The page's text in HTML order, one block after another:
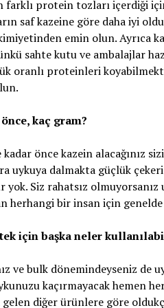
farklı protein tozları içerdiği
saf kazeine göre daha iyi
emin olun. Ayrıca
sahte kutu ve ambalajlar
oranlı proteinleri
kaç gram?
önce kazein alacağınız
uykuya dalmakta güçlük
yok. Siz rahatsız
herhangi bir insan için
için başka neler
ve bulk dönemindeyseniz de
kaçırmayacak hemen
diğer ürünlere göre